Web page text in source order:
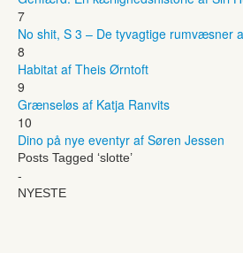
7
No shit, S 3 – De tyvagtige rumvæsner
8
Habitat af Theis Ørntoft
9
Grænseløs af Katja Ranvits
10
Dino på nye eventyr af Søren Jessen
Posts Tagged ‘slotte’
-
NYESTE